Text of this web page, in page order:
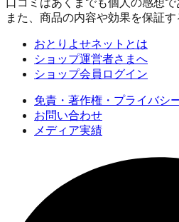
また、商品の内容や効果を保証す
おとりよせネットとは
ショップ運営者さまへ
ショップ会員ログイン
免責・著作権・プライバシ
お問い合わせ
メディア実績